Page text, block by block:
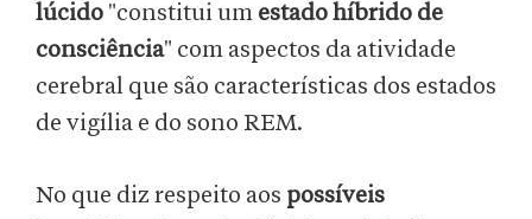
lúcido "constitui um estado híbrido de
consciência" com aspectos da atividade
cerebral que são características dos estados
de vigília e do sono REM.
No que diz respeito aos possíveis